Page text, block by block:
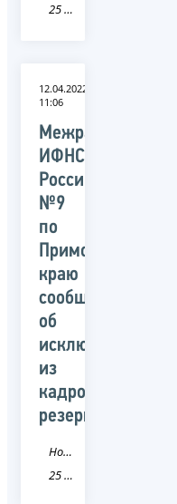
25 Приморский край
12.04.2022
11:06
Межрайонная
ИФНС
России
№9
по
Приморскому
краю
сообщает
об
исключении
из
кадрового
резерва
Новость
25 Приморский край